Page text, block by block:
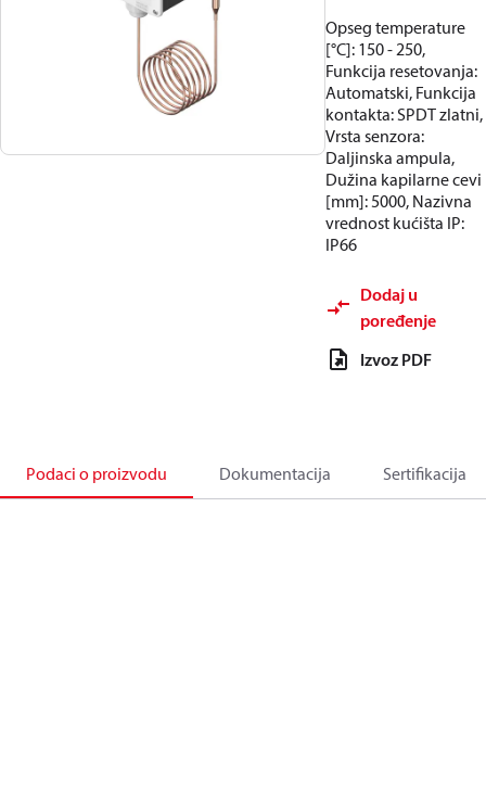
Opseg temperature
[°C]: 150 - 250,
Funkcija resetovanja:
Automatski, Funkcija
kontakta: SPDT zlatni,
Vrsta senzora:
Daljinska ampula,
Dužina kapilarne cevi
[mm]: 5000, Nazivna
vrednost kućišta IP:
IP66
Dodaj u
poređenje
Izvoz PDF
Podaci o proizvodu Dokumentacija Sertifikacija